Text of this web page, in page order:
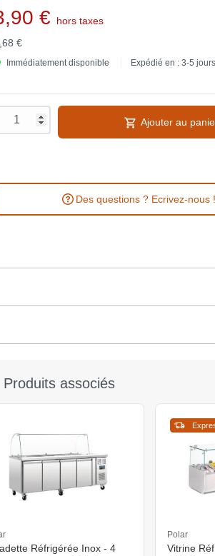
€
hors taxes
€
Immédiatement disponible Expédié en : 3-5
Ajouter au
Des questions ? Ecrivez-nous !
Produits associés
Réfrigérée Inox - 4
Polar
Vitrine